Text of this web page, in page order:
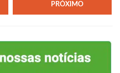
PRÓXIMO